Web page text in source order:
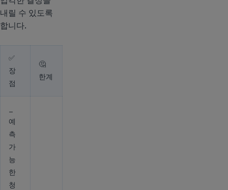
내릴 수 있도록
합니다.
✅
장
점
🤔
한계
예
측
가
능
한
청